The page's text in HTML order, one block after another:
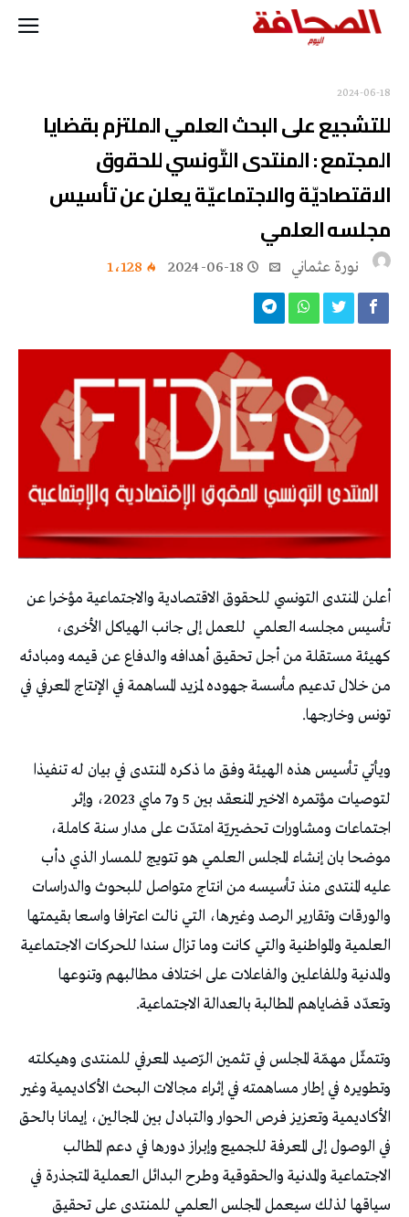
2024-06-18
للتشجيع على البحث العلمي الملتزم بقضايا
المجتمع : المنتدى التّونسي للحقوق
الاقتصاديّة والاجتماعيّة يعلن عن تأسيس
مجلسه العلمي
نورة‭ ‬عثماني‭ 2024-06-18 1٬128
أعلن المنتدى التونسي للحقوق الاقتصادية والاجتماعية مؤخرا عن
تأسيس مجلسه العلمي للعمل إلى جانب الهياكل الأخرى،
كهيئة مستقلة من أجل تحقيق أهدافه والدفاع عن قيمه ومبادئه
من خلال تدعيم مأسسة جهوده لمزيد المساهمة في الإنتاج المعرفي في
تونس وخارجها.
ويأتي تأسيس هذه الهيئة وفق ما ذكره المنتدى في بيان له تنفيذا
لتوصيات مؤتمره الاخير المنعقد بين 5 و7 ماي 2023، وإثر
اجتماعات ومشاورات تحضيريّة امتدّت على مدار سنة كاملة،
موضحا بان إنشاء المجلس العلمي هو تتويج للمسار الذي دأب
عليه المنتدى منذ تأسيسه من انتاج متواصل للبحوث والدراسات
والورقات وتقارير الرصد وغيرها، التي نالت اعترافا واسعا بقيمتها
العلمية والمواطنية والتي كانت وما تزال سندا للحركات الاجتماعية
والمدنية وللفاعلين والفاعلات على اختلاف مطالبهم وتنوعها
وتعدّد قضاياهم المطالبة بالعدالة الاجتماعية.
وتتمثّل مهمّة المجلس في تثمين الرّصيد المعرفي للمنتدى وهيكلته
وتطويره في إطار مساهمته في إثراء مجالات البحث الأكاديمية وغير
الأكاديمية وتعزيز فرص الحوار والتبادل بين المجالين، إيمانا بالحق
في الوصول إلى المعرفة للجميع وإبراز دورها في دعم المطالب
الاجتماعية والمدنية والحقوقية وطرح البدائل العملية المتجذرة في
سياقها لذلك سيعمل المجلس العلمي للمنتدى على تحقيق